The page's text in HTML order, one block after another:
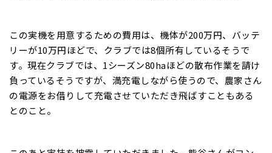
この実機を用意するための費用は、機体が200万円、バッテ
リーが10万円ほどで、クラブでは8個所有しているそうで
す。現在クラブでは、1シーズン80haほどの散布作業を請け
負っているそうですが、満充電しながら使うので、農家さん
の電源をお借りして充電させていただき飛ばすこともある
とのこと。